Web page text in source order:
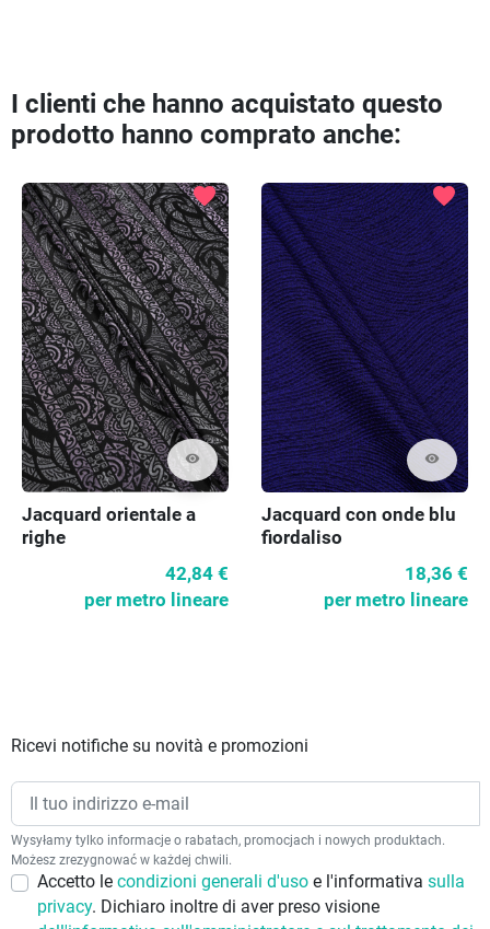
I clienti che hanno acquistato questo
prodotto hanno comprato anche:
visibility
favorite
Jacquard orientale a
righe
42,84 €
per metro lineare
visibility
favorite
Jacquard con onde blu
fiordaliso
18,36 €
per metro lineare
Ricevi notifiche su novità e promozioni
Wysyłamy tylko informacje o rabatach, promocjach i nowych produktach.
Możesz zrezygnować w każdej chwili.
Accetto le condizioni generali d'uso e l'informativa sulla
privacy. Dichiaro inoltre di aver preso visione